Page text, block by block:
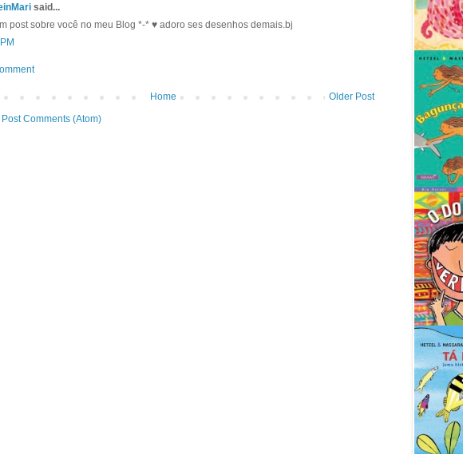
said...
post sobre você no meu Blog *-* ♥ adoro ses desenhos demais.bj
Older Post
Home
Post Comments (Atom)